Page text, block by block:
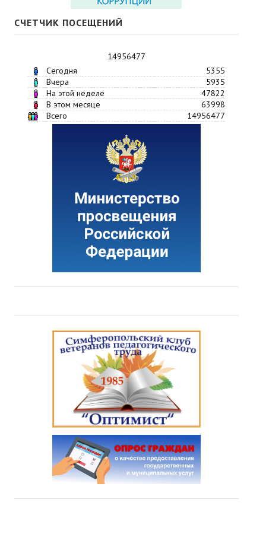
СЧЕТЧИК ПОСЕЩЕНИЙ
14956477
Сегодня
5355
Вчера
5935
На этой неделе
47822
В этом месяце
63998
Всего
14956477